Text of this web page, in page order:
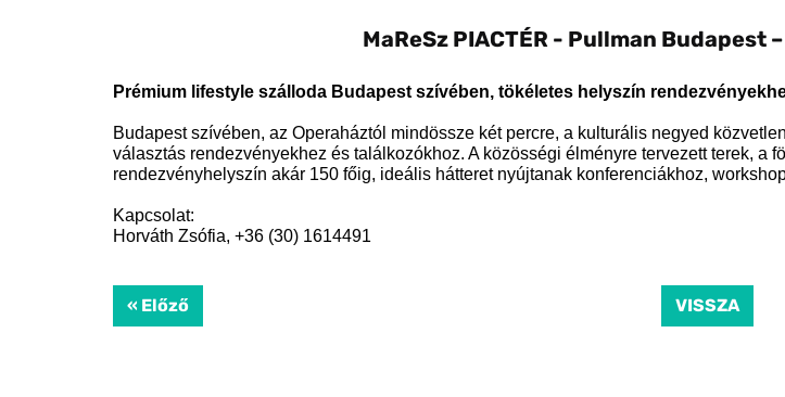
MaReSz PIACTÉR - Pullman
Prémium lifestyle szálloda Budapest szívében, tökéletes helyszín
Budapest szívében, az Operaháztól mindössze két percre, a kulturális negyed
választás rendezvényekhez és találkozókhoz. A közösségi élményre tervezett terek, a
rendezvényhelyszín akár 150 főig, ideális hátteret nyújtanak konferenciákhoz,
Kapcsolat:
Horváth Zsófia, +36 (30) 1614491
« Előző VISSZA